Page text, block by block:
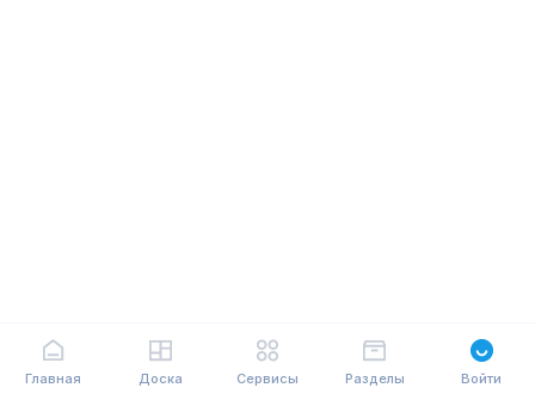
Главная Доска Сервисы Разделы Войти